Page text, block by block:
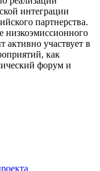
интеграции
партнерства.
низкоэмиссионного
активно участвует в
как
форум и